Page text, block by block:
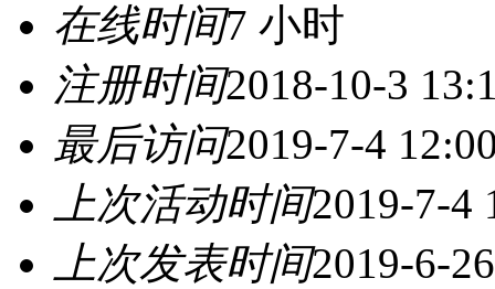
在线时间7 小时
注册时间2018-10-3
最后访问2019-7-4
上次活动时间2019-7-4
上次发表时间2019-6-